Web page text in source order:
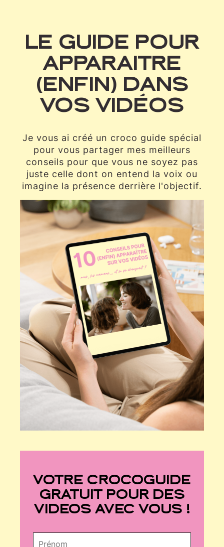
LE GUIDE POUR
APPARAITRE
(ENFIN) DANS
VOS VIDÉOS
Je vous ai créé un croco guide spécial
pour vous partager mes meilleurs
conseils pour que vous ne soyez pas
juste celle dont on entend la voix ou
imagine la présence derrière l'objectif.
VOTRE CROCOGUIDE
GRATUIT POUR DES
VIDEOS AVEC VOUS !